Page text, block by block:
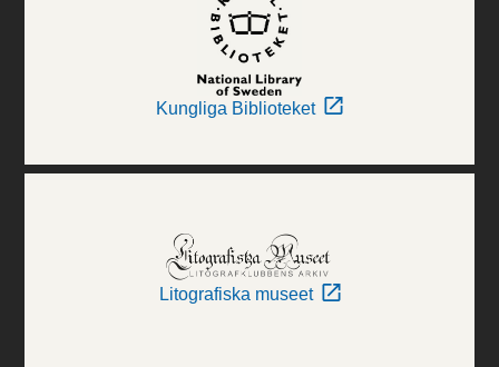
Kungliga Biblioteket
Litografiska museet